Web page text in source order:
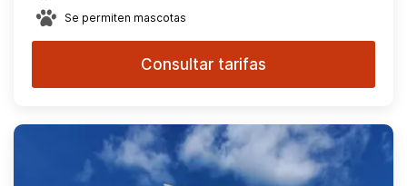
Se permiten mascotas
Consultar tarifas